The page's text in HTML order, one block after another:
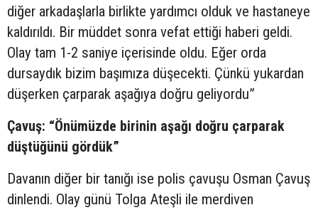
diğer arkadaşlarla birlikte yardımcı olduk ve hastaneye
kaldırıldı. Bir müddet sonra vefat ettiği haberi geldi.
Olay tam 1-2 saniye içerisinde oldu. Eğer orda
dursaydık bizim başımıza düşecekti. Çünkü yukardan
düşerken çarparak aşağıya doğru geliyordu”
Çavuş: “Önümüzde birinin aşağı doğru çarparak
düştüğünü gördük”
Davanın diğer bir tanığı ise polis çavuşu Osman Çavuş
dinlendi. Olay günü Tolga Ateşli ile merdiven